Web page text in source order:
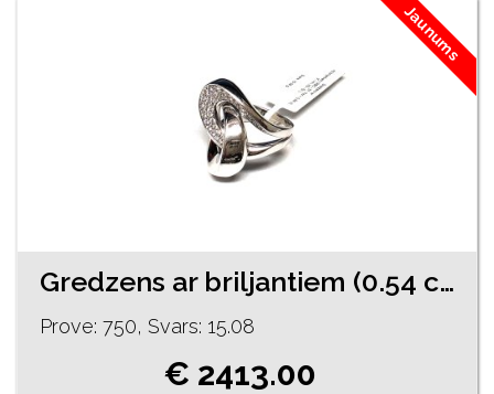
Jaunums
Gredzens ar briljantiem (0.54 ct) 1823-5063 Rezervēts līdz 11.08.2026
Prove: 750, Svars: 15.08
€ 2413.00